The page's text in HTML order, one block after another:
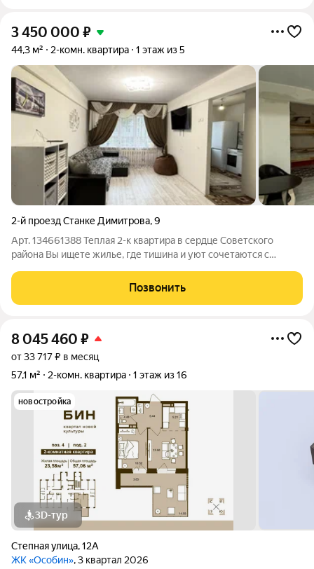
3 450 000 ₽
44,3 м² 2-комн. квартира 1 этаж из 5
2-й проезд Станке Димитрова,9
Арт. 134661388 Теплая 2-к квартира в сердце Советского
района Вы ищете жилье, где тишина и уют сочетаются с
нужно! Почему эта квартира стоит вашего внимания:
Эксклюзивность: В этом доме
Позвонить
8 045 460 ₽
от 33 717 ₽ в месяц
57,1 м²
2-комн. квартира 1 этаж из 16
новостройка
3D-тур
Степная улица,12А
ЖК «Особин», 3 квартал 2026